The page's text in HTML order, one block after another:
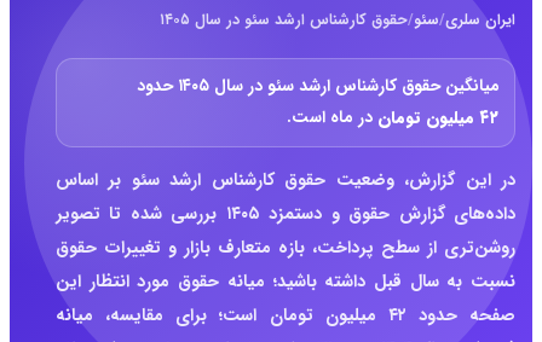
ایران سلری/سئو/حقوق کارشناس ارشد سئو در سال ۱۴۰۵
میانگین حقوق کارشناس ارشد سئو در سال ۱۴۰۵ حدود
۴۲ میلیون تومان
در ماه است.
در این گزارش، وضعیت حقوق کارشناس ارشد سئو بر اساس
داده‌های گزارش حقوق و دستمزد ۱۴۰۵ بررسی شده تا تصویر
روشن‌تری از سطح پرداخت، بازه متعارف بازار و تغییرات حقوق
نسبت به سال قبل داشته باشید؛ میانه حقوق مورد انتظار این
صفحه حدود ۴۲ میلیون تومان است؛ برای مقایسه، میانه